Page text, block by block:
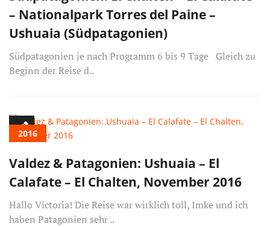
– Nationalpark Torres del Paine –
Ushuaia (Südpatagonien)
Südpatagonien je nach Programm 6 bis 9 Tage Gleich zu
Beginn der Reise d..
2016
Valdez & Patagonien: Ushuaia – El
Calafate – El Chalten, November 2016
Hallo Victoria! Die Reise war wirklich toll, Imke und ich
haben Patagonien sehr ..